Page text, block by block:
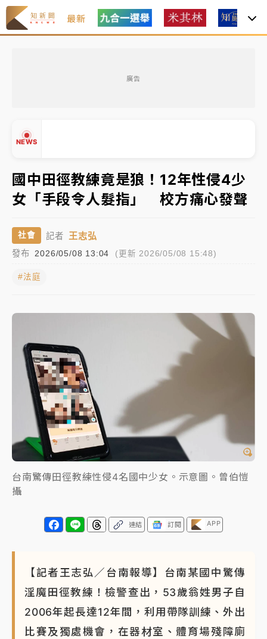
最新
廣告
NEWS
中信慈善基金會想增加董事人數！辜仲諒向法院聲請遭
駁 理由曝光
故宮《龍藏經》特展第2檔！今線上預約開賣一度塞車
周六起展出延長至晚上7時
台東農業處長涉圖利渡假村！東檢抗告成功 今重開羈
父親節泡湯了！中颱白海豚雨彈轟3天 「紅到發紫」降
雨熱區曝
暑假過三周才推「E宿新北打卡趣」！抽獎程序複雜 觀
中信慈善基金會想增加董事人數！辜仲諒向法院聲請遭
駁 理由曝光
故宮《龍藏經》特展第2檔！今線上預約開賣一度塞車
周六起展出延長至晚上7時
台東農業處長涉圖利渡假村！東檢抗告成功 今重開羈
押庭
父親節泡湯了！中颱白海豚雨彈轟3天 「紅到發紫」降
雨熱區曝
國中田徑教練竟是狼！12年性侵4少
女「手段令人髮指」 校方痛心發聲
社會 記者 王志弘
發布 2026/05/08 13:04 (更新 2026/05/08 15:48)
#法庭
台南驚傳田徑教練性侵4名國中少女。示意圖。曾伯愷
攝
連結 訂閱 APP
【記者王志弘／台南報導】台南某國中驚傳
淫魔田徑教練！檢警查出，53歲翁姓男子自
2006年起長達12年間，利用帶隊訓練、外出
比賽及獨處機會，在器材室、體育場殘障廁